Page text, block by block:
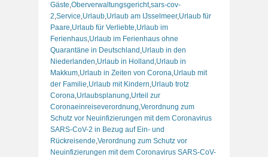
Gäste,Oberverwaltungsgericht,sars-cov-
2,Service,Urlaub,Urlaub am IJsselmeer,Urlaub für
Paare,Urlaub für Verliebte,Urlaub im
Ferienhaus,Urlaub im Ferienhaus ohne
Quarantäne in Deutschland ,Urlaub in den
Niederlanden,Urlaub in Holland ,Urlaub in
Makkum,Urlaub in Zeiten von Corona,Urlaub mit
der Familie,Urlaub mit Kindern,Urlaub trotz
Corona,Urlaubsplanung,Urteil zur
Coronaeinreiseverordnung,Verordnung zum
Schutz vor Neuinfizierungen mit dem Coronavirus
SARS-CoV-2 in Bezug auf Ein- und
Rückreisende,Verordnung zum Schutz vor
Neuinfizierungen mit dem Coronavirus SARS-CoV-